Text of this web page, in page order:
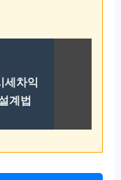
세차익
계법